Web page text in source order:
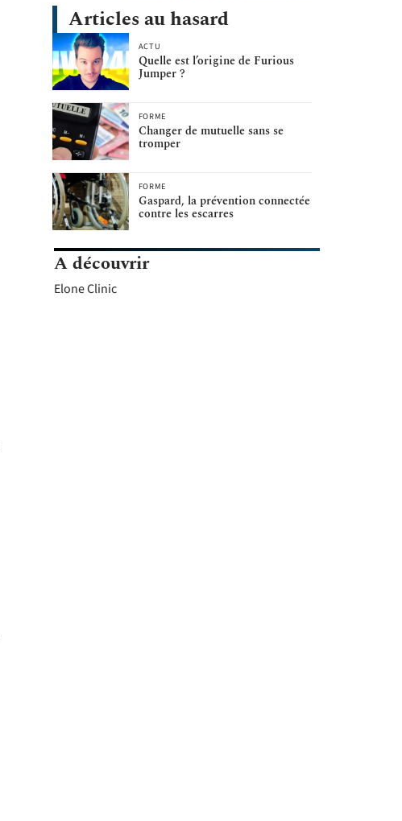
Articles au hasard
ACTU
Quelle est l’origine de Furious
Jumper ?
FORME
Changer de mutuelle sans se
tromper
FORME
Gaspard, la prévention connectée
contre les escarres
A découvrir
Elone Clinic